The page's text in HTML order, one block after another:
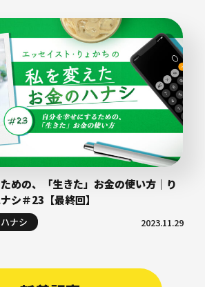
めの、「生きた」お金の使い方｜り
シ＃23【最終回】
ナシ 2023.11.29